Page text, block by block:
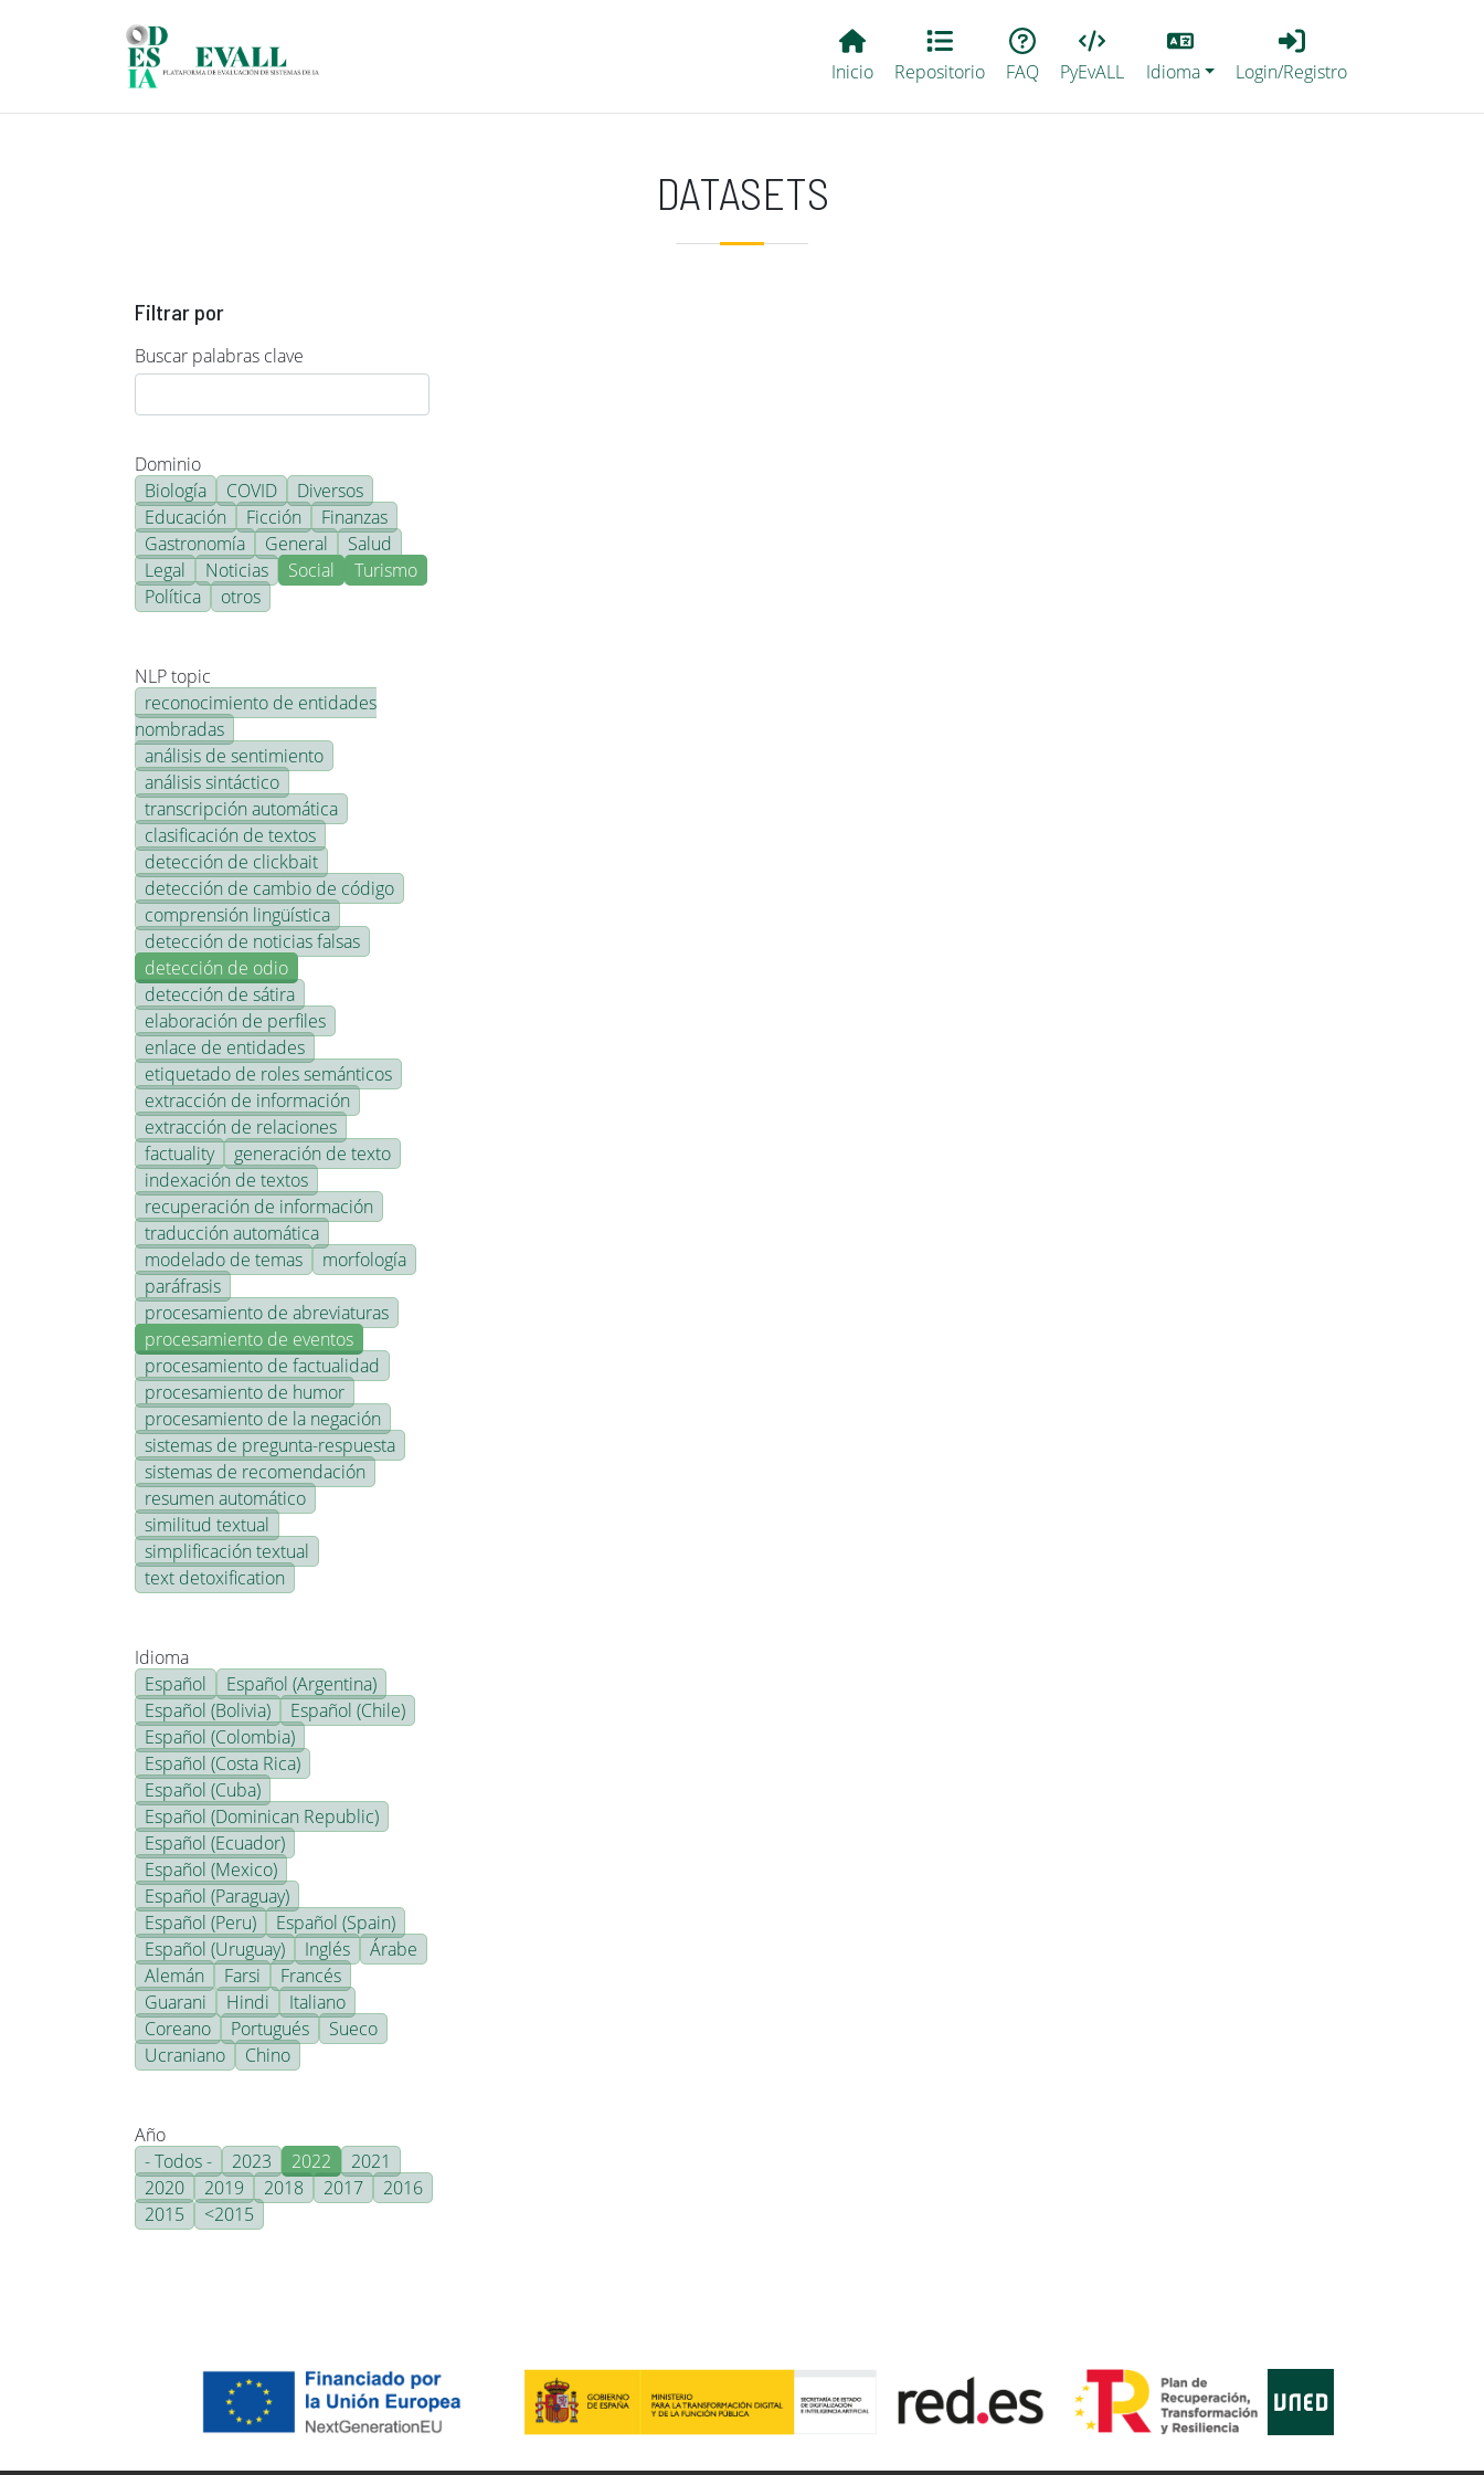
Main EvALL
Inicio Repositorio FAQ PyEvALL
Lang
Idioma
Login_Registro
Login/Registro
DATASETS
Filtrar por
Buscar palabras clave
Dominio
Biología
COVID
Diversos
Educación
Ficción
Finanzas
Gastronomía
General
Salud
Legal
Noticias Social
Turismo
Política
otros
NLP topic
reconocimiento de entidades
nombradas
análisis de sentimiento
análisis sintáctico
transcripción automática
clasificación de textos
detección de clickbait
detección de cambio de código
comprensión lingüística
detección de noticias falsas
detección de odio
detección de sátira
elaboración de perfiles
enlace de entidades
etiquetado de roles semánticos
extracción de información
extracción de relaciones
factuality
generación de texto
indexación de textos
recuperación de información
traducción automática
modelado de temas
morfología
paráfrasis
procesamiento de abreviaturas
procesamiento de eventos
procesamiento de factualidad
procesamiento de humor
procesamiento de la negación
sistemas de pregunta-respuesta
sistemas de recomendación
resumen automático
similitud textual
simplificación textual
text detoxification
Idioma
Español
Español (Argentina)
Español (Bolivia)
Español (Chile)
Español (Colombia)
Español (Costa Rica)
Español (Cuba)
Español (Dominican Republic)
Español (Ecuador)
Español (Mexico)
Español (Paraguay)
Español (Peru)
Español (Spain)
Español (Uruguay)
Inglés
Árabe
Alemán
Farsi
Francés
Guarani
Hindi
Italiano
Coreano
Portugués
Sueco
Ucraniano
Chino
Año
- Todos -
2023 2022
2021
2020
2019 2018 2017
2016
2015
<2015